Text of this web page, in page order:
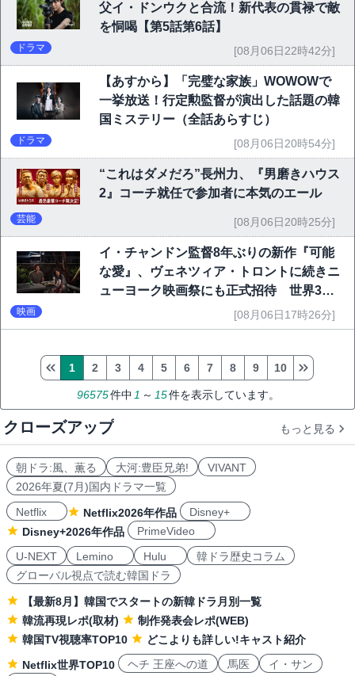
父イ・ドンウクと合流！新代表の貫禄で敵
を恫喝【第5話第6話】
ドラマ [08月06日22時42分]
【あすから】「完璧な家族」WOWOWで
一挙放送！行定勲監督が演出した話題の韓
国ミステリー（全話あらすじ）
ドラマ [08月06日20時54分]
“これはダメだろ”長州力、『男磨きハウス
2』コーチ就任で参加者に本気のエール
芸能 [08月06日20時25分]
イ・チャンドン監督8年ぶりの新作『可能
な愛』、ヴェネツィア・トロントに続きニ
ューヨーク映画祭にも正式招待 世界3大
映画祭で快挙｜Netflix映画
映画 [08月06日17時26分]
96575件中 1 ～ 15件を表示しています。
1 2 3 4 5 6 7 8 9 10
クローズアップ もっと見る
朝ドラ:風、薫る 大河:豊臣兄弟!
VIVANT
2026年夏(7月)国内ドラマ一覧
Netflix
Netflix2026年作品
Disney+
Disney+2026年作品
PrimeVideo
U-NEXT
Lemino Hulu
韓ドラ歴史コラム
グローバル視点で読む韓国ドラ
【最新8月】韓国でスタートの新韓ドラ月別一覧
韓流再現レポ(取材)
制作発表会レポ(WEB)
韓国TV視聴率TOP10
どこよりも詳しい!キャスト紹介
Netflix世界TOP10
ヘチ 王座への道 馬医
イ・サン